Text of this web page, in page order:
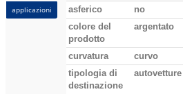
applicazioni asferico
no
colore del
prodotto
argentato
curvatura
curvo
tipologia di
destinazione
autovetture